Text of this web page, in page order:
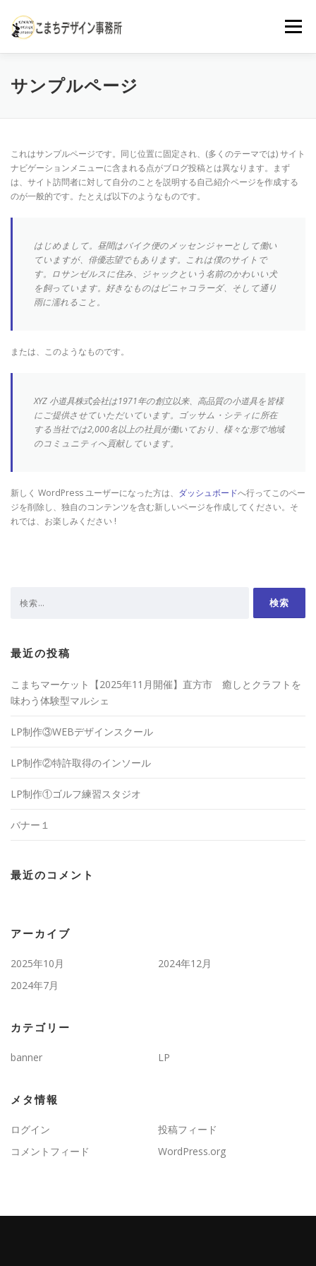
メニュー
ABOUT ME SERVICES
サンプルページ
これはサンプルページです。同じ位置に固定され、(多くのテーマでは) サイト
ナビゲーションメニューに含まれる点がブログ投稿とは異なります。まず
は、サイト訪問者に対して自分のことを説明する自己紹介ページを作成する
のが一般的です。たとえば以下のようなものです。
はじめまして。昼間はバイク便のメッセンジャーとして働い
ていますが、俳優志望でもあります。これは僕のサイトで
す。ロサンゼルスに住み、ジャックという名前のかわいい犬
を飼っています。好きなものはピニャコラーダ、そして通り
雨に濡れること。
または、このようなものです。
XYZ 小道具株式会社は1971年の創立以来、高品質の小道具を皆様
にご提供させていただいています。ゴッサム・シティに所在
する当社では2,000名以上の社員が働いており、様々な形で地域
のコミュニティへ貢献しています。
新しく WordPress ユーザーになった方は、 ダッシュボードへ行ってこのペー
ジを削除し、独自のコンテンツを含む新しいページを作成してください。そ
れでは、お楽しみください !
索:
最近の投稿
こまちマーケット【2025年11月開催】直方市 癒しとクラフトを
味わう体験型マルシェ
LP制作③WEBデザインスクール
LP制作②特許取得のインソール
LP制作①ゴルフ練習スタジオ
バナー１
最近のコメント
アーカイブ
2025年10月
2024年12月
2024年7月
カテゴリー
banner LP
メタ情報
ログイン
投稿フィード
コメントフィード
WordPress.org